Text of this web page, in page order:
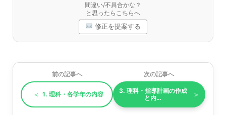
間違い/不具合かな？
と思ったらこちらへ
修正を提案する
前の記事へ 次の記事へ
＜ 1. 理科・各学年の内容
3. 理科・指導計画の作成
と内…
＞